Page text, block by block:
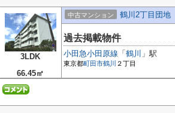
3LDK
66.45㎡
中古マンション 鶴川2丁目団地
過去掲載物件
小田急小田原線 「 鶴川 」駅
東京都町田市鶴川 ２丁目